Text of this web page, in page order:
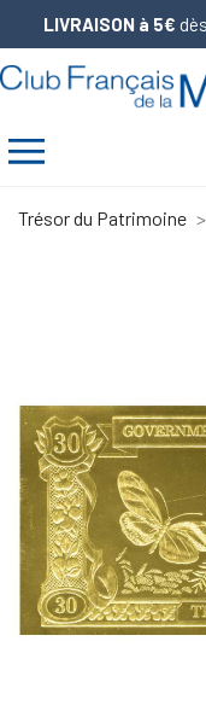
LIVRAISON à 5€
Trésor du Patrimoine